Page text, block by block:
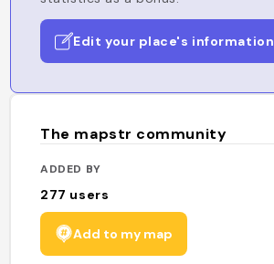
Edit your place's information
The mapstr community
ADDED BY
277 users
Add to my map